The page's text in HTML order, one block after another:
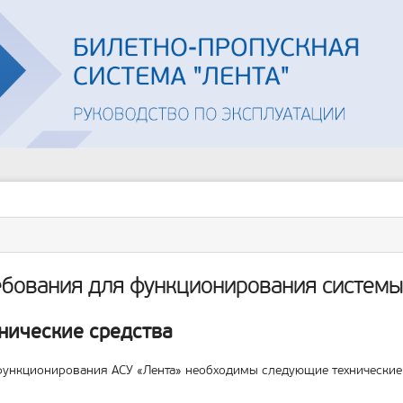
для функционирования системы
средства
АСУ «Лента» необходимы следующие технические